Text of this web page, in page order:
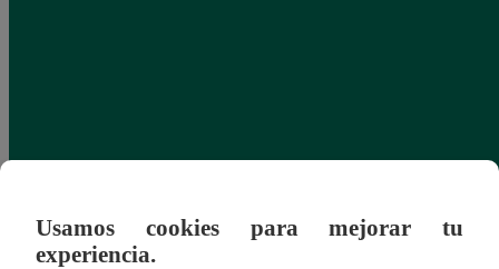
Usamos cookies para mejorar tu
experiencia.